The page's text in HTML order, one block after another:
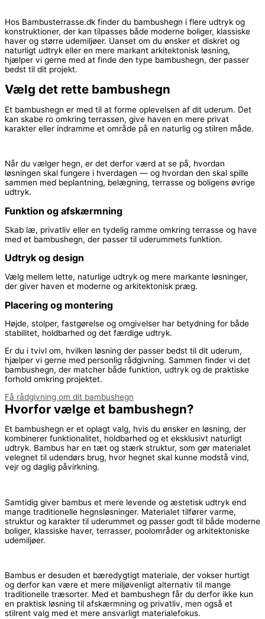
Hos Bambusterrasse.dk finder du bambushegn i flere udtryk og
konstruktioner, der kan tilpasses både moderne boliger, klassiske
haver og større udemiljøer. Uanset om du ønsker et diskret og
naturligt udtryk eller en mere markant arkitektonisk løsning,
hjælper vi gerne med at finde den type bambushegn, der passer
bedst til dit projekt.
Vælg det rette bambushegn
Et bambushegn er med til at forme oplevelsen af dit uderum. Det
kan skabe ro omkring terrassen, give haven en mere privat
karakter eller indramme et område på en naturlig og stilren måde.
Når du vælger hegn, er det derfor værd at se på, hvordan
løsningen skal fungere i hverdagen — og hvordan den skal spille
sammen med beplantning, belægning, terrasse og boligens øvrige
udtryk.
Funktion og afskærmning
Skab læ, privatliv eller en tydelig ramme omkring terrasse og have
med et bambushegn, der passer til uderummets funktion.
Udtryk og design
Vælg mellem lette, naturlige udtryk og mere markante løsninger,
der giver haven et moderne og arkitektonisk præg.
Placering og montering
Højde, stolper, fastgørelse og omgivelser har betydning for både
stabilitet, holdbarhed og det færdige udtryk.
Er du i tvivl om, hvilken løsning der passer bedst til dit uderum,
hjælper vi gerne med personlig rådgivning. Sammen finder vi det
bambushegn, der matcher både funktion, udtryk og de praktiske
forhold omkring projektet.
Få rådgivning om dit bambushegn
Hvorfor vælge et bambushegn?
Et bambushegn er et oplagt valg, hvis du ønsker en løsning, der
kombinerer funktionalitet, holdbarhed og et eksklusivt naturligt
udtryk. Bambus har en tæt og stærk struktur, som gør materialet
velegnet til udendørs brug, hvor hegnet skal kunne modstå vind,
vejr og daglig påvirkning.
Samtidig giver bambus et mere levende og æstetisk udtryk end
mange traditionelle hegnsløsninger. Materialet tilfører varme,
struktur og karakter til uderummet og passer godt til både moderne
boliger, klassiske haver, terrasser, poolområder og arkitektoniske
udemiljøer.
Bambus er desuden et bæredygtigt materiale, der vokser hurtigt
og derfor kan være et mere miljøvenligt alternativ til mange
traditionelle træsorter. Med et bambushegn får du derfor ikke kun
en praktisk løsning til afskærmning og privatliv, men også et
stilrent valg med et mere ansvarligt materialefokus.